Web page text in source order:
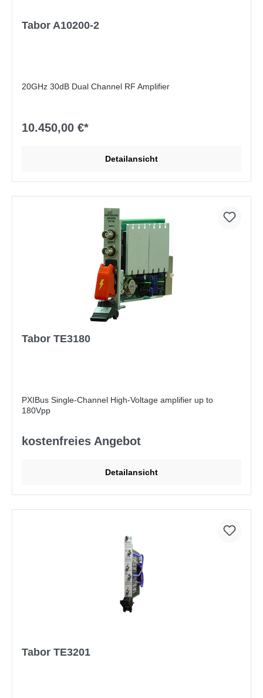
Tabor A10200-2
20GHz 30dB Dual Channel RF Amplifier
10.450,00 €*
Detailansicht
Tabor TE3180
PXIBus Single-Channel High-Voltage amplifier up to
180Vpp
kostenfreies Angebot
Detailansicht
Tabor TE3201